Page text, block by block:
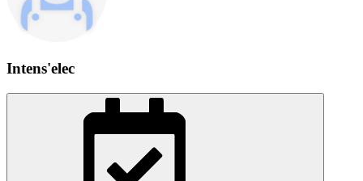
Intens'elec